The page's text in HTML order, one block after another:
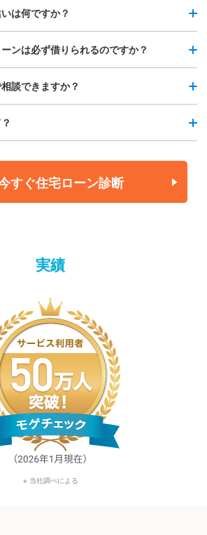
は何ですか？
ンは必ず借りられるのですか？
談できますか？
すぐ住宅ローン診断
実績
※ 当社調べによる